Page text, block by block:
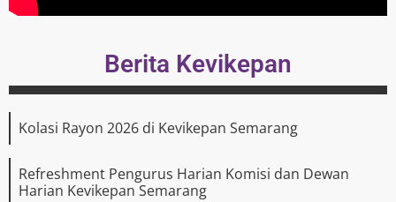
Berita Kevikepan
Kolasi Rayon 2026 di Kevikepan Semarang
Refreshment Pengurus Harian Komisi dan Dewan
Harian Kevikepan Semarang